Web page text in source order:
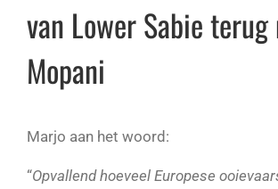
van Lower Sabie terug
Mopani
Marjo aan het woord:
“Opvallend hoeveel Europese